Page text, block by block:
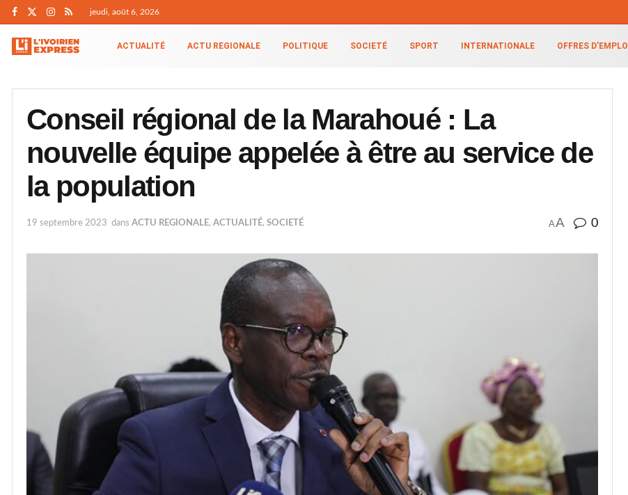
jeudi, août 6, 2026
ACTUALITÉ ACTU REGIONALE POLITIQUE SOCIETÉ SPORT INTERNATIONALE OFFRES D’EMPLOI
Conseil régional de la Marahoué : La
nouvelle équipe appelée à être au service de
la population
19 septembre 2023 dans ACTU REGIONALE, ACTUALITÉ, SOCIETÉ AA 0